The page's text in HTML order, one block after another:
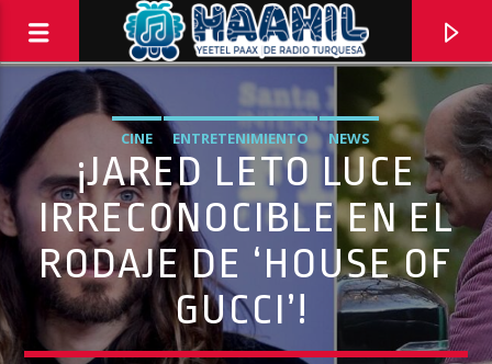
CINE ENTRETENIMIENTO NEWS
¡JARED LETO LUCE
IRRECONOCIBLE EN EL
RODAJE DE ‘HOUSE OF
GUCCI’!